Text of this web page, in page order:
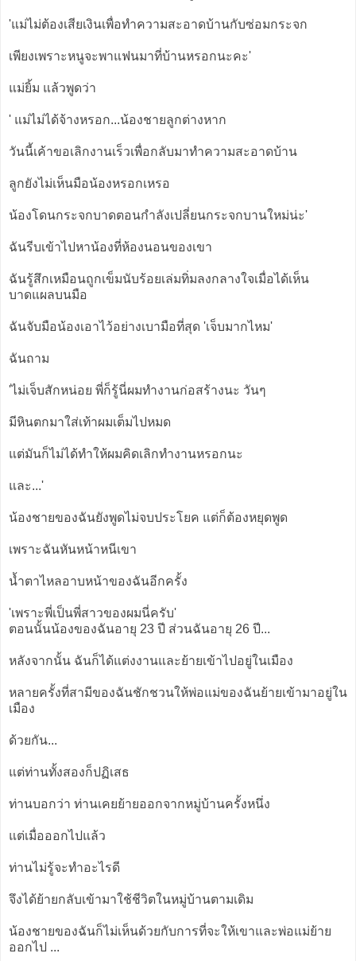
'แม่ไม่ต้องเสียเงินเพื่อทำความสะอาดบ้านกับซ่อมกระจก
เพียงเพราะหนูจะพาแฟนมาที่บ้านหรอกนะคะ'
แม่ยิ้ม แล้วพูดว่า
' แม่ไม่ได้จ้างหรอก...น้องชายลูกต่างหาก
วันนี้เค้าขอเลิกงานเร็วเพื่อกลับมาทำความสะอาดบ้าน
ลูกยังไม่เห็นมือน้องหรอกเหรอ
น้องโดนกระจกบาดตอนกำลังเปลี่ยนกระจกบานใหม่น่ะ'
ฉันรีบเข้าไปหาน้องที่ห้องนอนของเขา
ฉันรู้สึกเหมือนถูกเข็มนับร้อยเล่มทิ่มลงกลางใจเมื่อได้เห็น
บาดแผลบนมือ
ฉันจับมือน้องเอาไว้อย่างเบามือที่สุด 'เจ็บมากไหม'
ฉันถาม
'ไม่เจ็บสักหน่อย พี่ก็รู้นี่ผมทำงานก่อสร้างนะ วันๆ
มีหินตกมาใส่เท้าผมเต็มไปหมด
แต่มันก็ไม่ได้ทำให้ผมคิดเลิกทำงานหรอกนะ
และ...'
น้องชายของฉันยังพูดไม่จบประโยค แต่ก็ต้องหยุดพูด
เพราะฉันหันหน้าหนีเขา
น้ำตาไหลอาบหน้าของฉันอีกครั้ง
'เพราะพี่เป็นพี่สาวของผมนี่ครับ'
ตอนนั้นน้องของฉันอายุ 23 ปี ส่วนฉันอายุ 26 ปี...
หลังจากนั้น ฉันก็ได้แต่งงานและย้ายเข้าไปอยู่ในเมือง
หลายครั้งที่สามีของฉันชักชวนให้พ่อแม่ของฉันย้ายเข้ามาอยู่ใน
เมือง
ด้วยกัน...
แต่ท่านทั้งสองก็ปฏิเสธ
ท่านบอกว่า ท่านเคยย้ายออกจากหมู่บ้านครั้งหนึ่ง
แต่เมื่อออกไปแล้ว
ท่านไม่รู้จะทำอะไรดี
จึงได้ย้ายกลับเข้ามาใช้ชีวิตในหมู่บ้านตามเดิม
น้องชายของฉันก็ไม่เห็นด้วยกับการที่จะให้เขาและพ่อแม่ย้าย
ออกไป ...